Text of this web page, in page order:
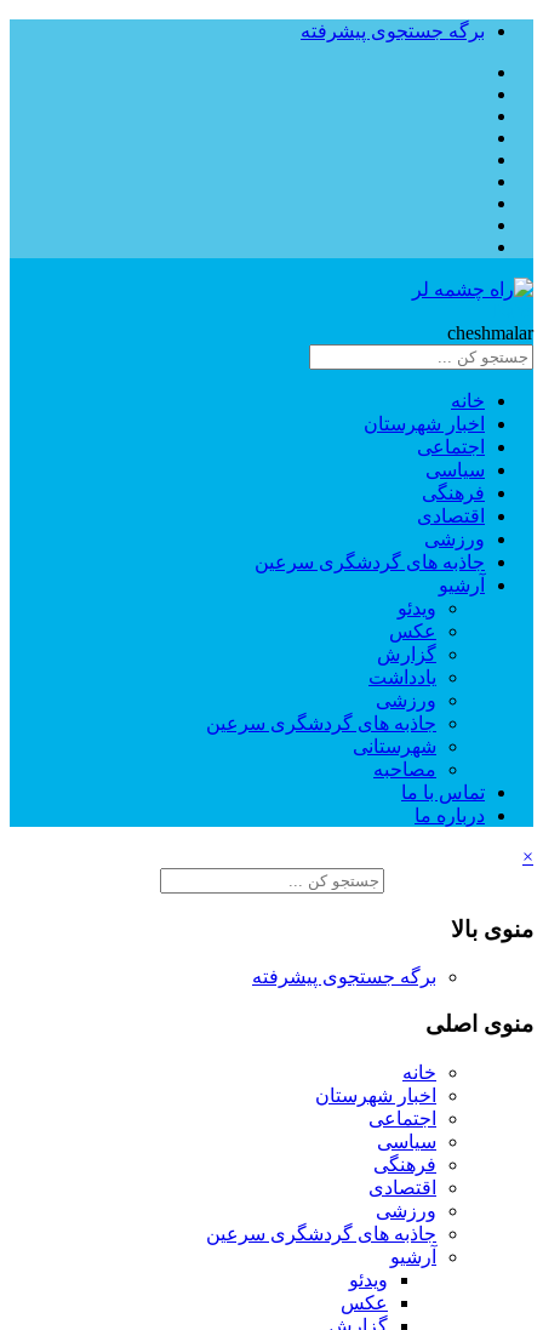
برگه جستجوی پیشرفته
cheshmalar
خانه
اخبار شهرستان
اجتماعی
سیاسی
فرهنگی
اقتصادی
ورزشی
جاذبه های گردشگری سرعین
آرشیو
ویدئو
عکس
گزارش
یادداشت
ورزشی
جاذبه های گردشگری سرعین
شهرستانی
مصاحبه
تماس با ما
درباره ما
×
منوی بالا
برگه جستجوی پیشرفته
منوی اصلی
خانه
اخبار شهرستان
اجتماعی
سیاسی
فرهنگی
اقتصادی
ورزشی
جاذبه های گردشگری سرعین
آرشیو
ویدئو
عکس
گزارش